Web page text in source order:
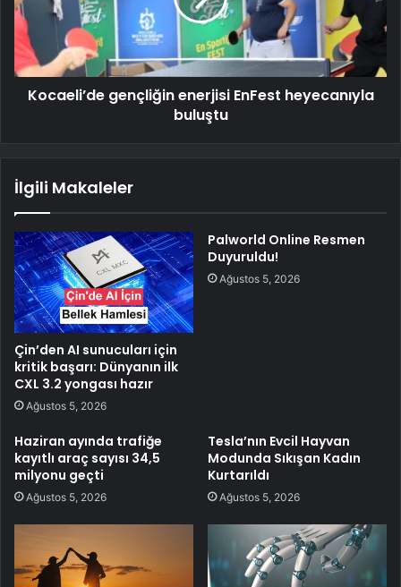
Kocaeli’de gençliğin enerjisi EnFest heyecanıyla
buluştu
İlgili Makaleler
Çin’den AI sunucuları için
kritik başarı: Dünyanın ilk
CXL 3.2 yongası hazır
Ağustos 5, 2026
Palworld Online Resmen
Duyuruldu!
Ağustos 5, 2026
Haziran ayında trafiğe
kayıtlı araç sayısı 34,5
milyonu geçti
Ağustos 5, 2026
Tesla’nın Evcil Hayvan
Modunda Sıkışan Kadın
Kurtarıldı
Ağustos 5, 2026